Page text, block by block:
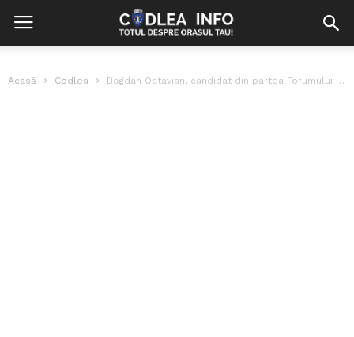
Acasă Codlea Bogdan Octavian, candidat din partea Forumului Democratic German